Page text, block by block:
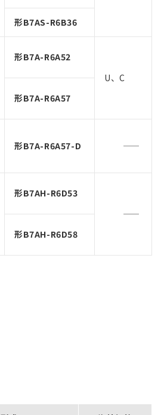
形B7AS-R6B36
形B7A-R6A52
U、C
形B7A-R6A57
形B7A-R6A57-D
形B7AH-R6D53
形B7AH-R6D58